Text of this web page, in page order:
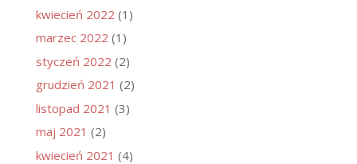
kwiecień 2022 (1)
marzec 2022 (1)
styczeń 2022 (2)
grudzień 2021 (2)
listopad 2021 (3)
maj 2021 (2)
kwiecień 2021 (4)